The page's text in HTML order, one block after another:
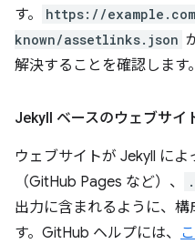
す。
https://
known/assetlinks.json
解決することを確認します。
Jekyll ベースのウェブサイ
ウェブサイトが Jekyll に
（GitHub Pages など）、
出力に含まれるように、
す。GitHub ヘルプには、